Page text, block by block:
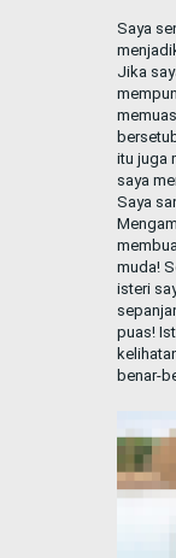
Saya
Jika
itu juga
saya
Saya
muda!
isteri
puas!
benar-